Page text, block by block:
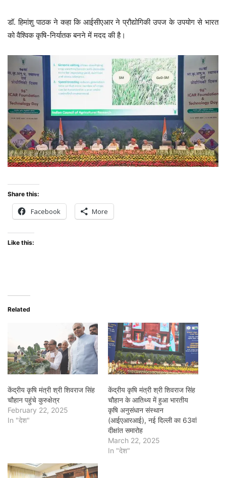
डॉ. हिमांशु पाठक ने कहा कि आईसीएआर ने प्रौद्योगिकी उपज के उपयोग से भारत
को वैश्विक कृषि-निर्यातक बनने में मदद की है।
Share this:
Facebook More
Like this:
Related
केंद्रीय कृषि मंत्री श्री शिवराज सिंह
चौहान पहुंचे कुरुक्षेत्र
February 22, 2025
In "देश"
केंद्रीय कृषि मंत्री श्री शिवराज सिंह
चौहान के आतिथ्य में हुआ भारतीय
कृषि अनुसंधान संस्थान
(आईएआरआई), नई दिल्ली का 63वां
दीक्षांत समारोह
March 22, 2025
In "देश"